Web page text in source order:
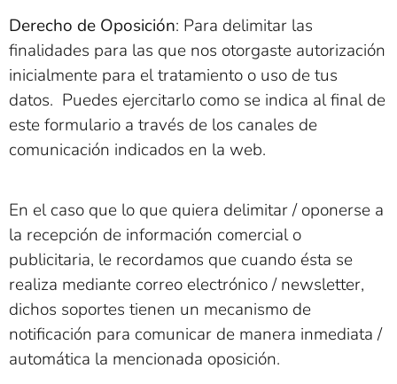
Derecho de Oposición: Para delimitar las
finalidades para las que nos otorgaste autorización
inicialmente para el tratamiento o uso de tus
datos. Puedes ejercitarlo como se indica al final de
este formulario a través de los canales de
comunicación indicados en la web.
En el caso que lo que quiera delimitar / oponerse a
la recepción de información comercial o
publicitaria, le recordamos que cuando ésta se
realiza mediante correo electrónico / newsletter,
dichos soportes tienen un mecanismo de
notificación para comunicar de manera inmediata /
automática la mencionada oposición.